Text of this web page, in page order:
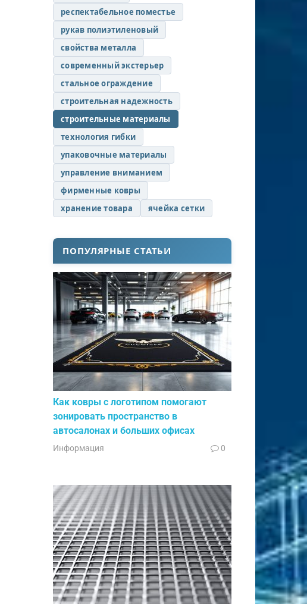
респектабельное поместье
рукав полиэтиленовый
свойства металла
современный экстерьер
стальное ограждение
строительная надежность
строительные материалы
технология гибки
упаковочные материалы
управление вниманием
фирменные ковры
хранение товара
ячейка сетки
ПОПУЛЯРНЫЕ СТАТЬИ
Как ковры с логотипом помогают
зонировать пространство в
автосалонах и больших офисах
Информация 0